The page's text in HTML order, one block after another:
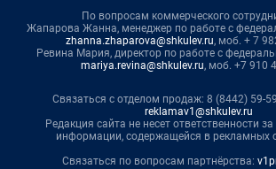
По вопросам коммерческого
Жапарова Жанна, менеджер по работе с
zhanna.zhaparova@shkulev.ru, моб. + 7
Ревина Мария, директор по работе с
mariya.revina@shkulev.ru, моб. +7 910
Связаться с отделом продаж: 8 (8442) 59-
reklamav1@shkulev.ru
Редакция сайта не несет ответственности
информации, содержащейся в рекламных
Связаться по вопросам партнёрства: